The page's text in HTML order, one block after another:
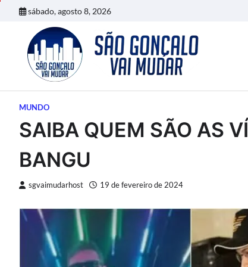
sábado, agosto 8, 2026
MUNDO
SAIBA QUEM SÃO AS
BANGU
sgvaimudarhost 19 de fevereiro de 2024